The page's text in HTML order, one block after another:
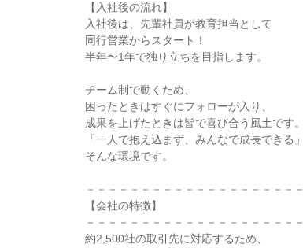
【入社後の流れ】
入社後は、先輩社員が教育担当として
同行営業からスタート！
半年〜1年で独り立ちを目指します。
チーム制で動くため、
困ったときはすぐにフォローが入り、
成果を上げたときは皆で喜び合う風土です。
「一人で抱え込まず、みんなで成長できる」
そんな環境です。
－－－－－－－－－－－－－－－－－－－－
【会社の特徴】
－－－－－－－－－－－－－－－－－－－－
約2,500社の取引先に対応するため、